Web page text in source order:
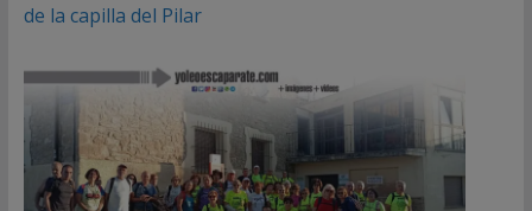
de la capilla del Pilar